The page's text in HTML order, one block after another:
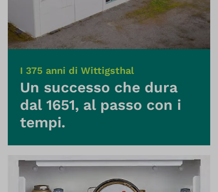
I 375 anni di Wittigsthal
Un successo che dura
dal 1651, al passo con i
tempi.